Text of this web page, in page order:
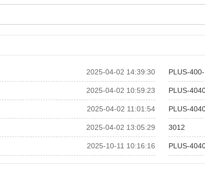
2025-04-02 14:39:30 PLUS-
2025-04-02 10:59:23 PLUS-
2025-04-02 11:01:54 PLUS-
2025-04-02 13:05:29 3012
2025-10-11 10:16:16 PLUS-